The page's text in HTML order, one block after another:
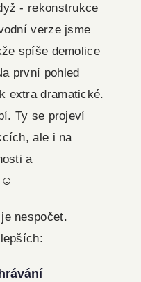
- rekonstrukce
verze jsme
spíše demolice
první pohled
extra dramatické.
Ty se projeví
ale i na
a
☺️
nespočet.